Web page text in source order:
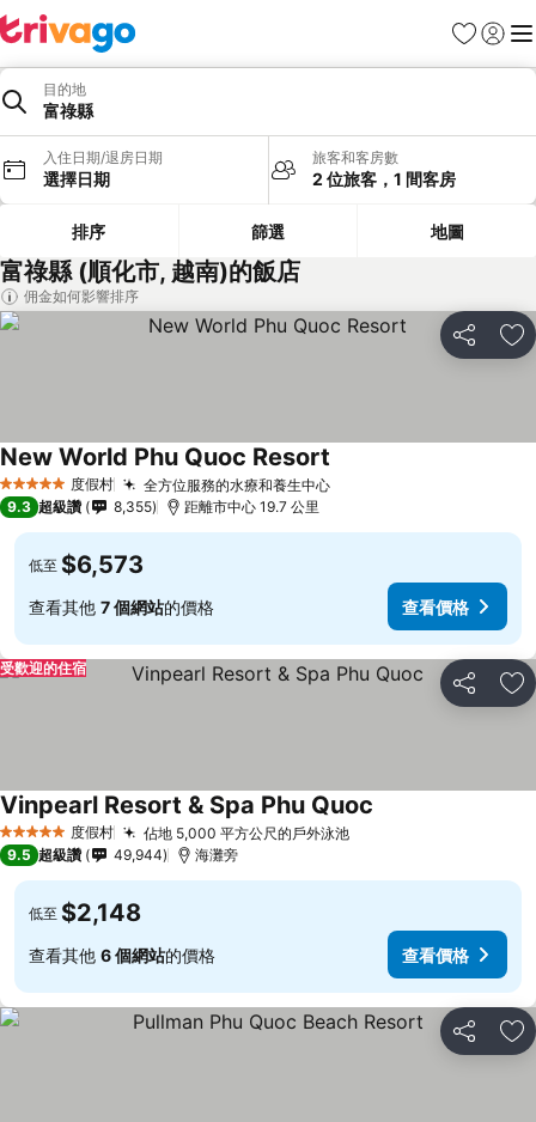
我的最愛
登入 選
目的地
富祿縣
入住日期/退房日期
選擇日期
旅客和客房數
2 位旅客，1 間客房
排序 篩選 地圖
富祿縣 (順化市, 越南)的飯店
佣金如何影響排序
分享 加
5 星級 度假村 全方位服務的水療和養生中心
New World Phu Quoc Resort
9.3 超級讚 8,355 距離市中心 19.7 公里
低至 $6,573
查看其他 7 個網站的價格 查看價格
分享 加
受歡迎的住宿
5 星級 度假村 佔地 5,000 平方公尺的戶外泳池
Vinpearl Resort & Spa Phu Quoc
9.5 超級讚 49,944 海灘旁
低至 $2,148
查看其他 6 個網站的價格 查看價格
分享 加